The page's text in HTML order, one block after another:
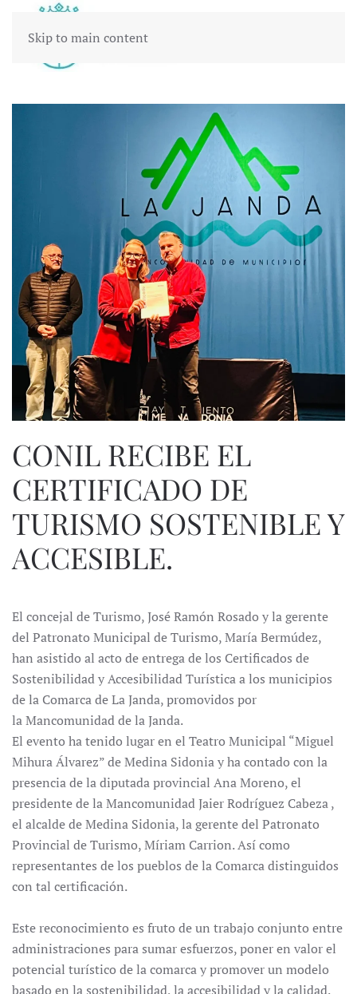
Skip to main content
CONIL RECIBE EL
CERTIFICADO DE
TURISMO SOSTENIBLE Y
ACCESIBLE.
El concejal de Turismo, José Ramón Rosado y la gerente
del Patronato Municipal de Turismo, María Bermúdez,
han asistido al acto de entrega de los Certificados de
Sostenibilidad y Accesibilidad Turística a los municipios
de la Comarca de La Janda, promovidos por
laMancomunidad de la Janda.
El evento ha tenido lugar en el Teatro Municipal “Miguel
Mihura Álvarez” de Medina Sidonia y ha contado con la
presencia de la diputada provincial Ana Moreno, el
presidente de la Mancomunidad Jaier Rodríguez Cabeza ,
el alcalde de Medina Sidonia, la gerente del Patronato
Provincial de Turismo, Míriam Carrion. Así como
representantes de los pueblos de la Comarca distinguidos
con tal certificación.
Este reconocimiento es fruto de un trabajo conjunto entre
administraciones para sumar esfuerzos, poner en valor el
potencial turístico de la comarca y promover un modelo
basado en la sostenibilidad, la accesibilidad y la calidad.